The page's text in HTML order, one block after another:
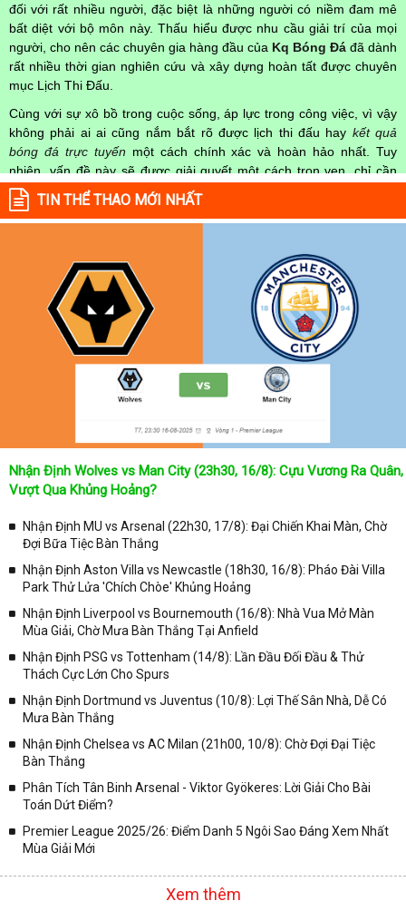
đối với rất nhiều người, đặc biệt là những người có niềm đam mê
bất diệt với bộ môn này. Thấu hiểu được nhu cầu giải trí của mọi
người, cho nên các chuyên gia hàng đầu của Kq Bóng Đá đã dành
rất nhiều thời gian nghiên cứu và xây dựng hoàn tất được chuyên
mục Lịch Thi Đấu.
Cùng với sự xô bồ trong cuộc sống, áp lực trong công việc, vì vậy
không phải ai ai cũng nắm bắt rõ được lịch thi đấu hay kết quả
bóng đá trực tuyến một cách chính xác và hoàn hảo nhất. Tuy
nhiên, vấn đề này sẽ được giải quyết một cách trọn vẹn, chỉ cần
truy cập vào chuyên mục
Lịch Thi Đấu
mọi người hoàn toàn nắm rõ được chính xác về thời gian các trận
đấu bóng đá Việt Nam hay trên Thế giới diễn ra trong thời gian sắp
cả 2 đội tuyển bóng đá đang đạt được.
Không chỉ dừng lại ở đó, những người hâm mộ bóng đá có thể cập
nhật được chính xác về lịch phát sóng bóng đá được tường thuật
trực tiếp ở trên những kênh truyền hình thể thao lớn nhất hiện nay
như: VTV3, K+, SCTV, Thể thao TV,... Nếu như bạn không muốn
bỏ lỡ bất kỳ một trận đấu bóng đá nào trong từng mùa giải, hãy
thường xuyên vào chuyên mụcLịch Thi Đấutại chuyên trang
để cập nhật thông tin chính xác nhất nhé!
Lịch thi đấu được cập nhật chính xác trong toàn bộ các giải
Tại Lịch Thi Đấu của chuyên trang kqbongda.net
sẽ cập nhanh
chóng và chính xác nhất thời gian từng trận đấu bóng đá diễn ra ở
trong từng giải đấu như:
✓ Giải đấu bóng đá Ngoại hạng Anh;
✓ Giải bóng Cúp C1 Châu Âu;
✓ Giải VĐQG Tây Ban Nha;
✓ VĐQG Đức;
✓ VĐQG Pháp;
✓ Liên Đoàn Anh;
✓ U23 Châu Á;
✓ Euro 2020;
✓ VLWC KV Châu Á;
TIN THỂ THAO MỚI NHẤT
Nhận Định Wolves vs Man City (23h30, 16/8): Cựu Vương Ra Quân,
Vượt Qua Khủng Hoảng?
Nhận Định MU vs Arsenal (22h30, 17/8): Đại Chiến Khai Màn, Chờ
Đợi Bữa Tiệc Bàn Thắng
Nhận Định Aston Villa vs Newcastle (18h30, 16/8): Pháo Đài Villa
Park Thử Lửa 'Chích Chòe' Khủng Hoảng
Nhận Định Liverpool vs Bournemouth (16/8): Nhà Vua Mở Màn
Mùa Giải, Chờ Mưa Bàn Thắng Tại Anfield
Nhận Định PSG vs Tottenham (14/8): Lần Đầu Đối Đầu & Thử
Thách Cực Lớn Cho Spurs
Nhận Định Dortmund vs Juventus (10/8): Lợi Thế Sân Nhà, Dễ Có
Mưa Bàn Thắng
Nhận Định Chelsea vs AC Milan (21h00, 10/8): Chờ Đợi Đại Tiệc
Bàn Thắng
Phân Tích Tân Binh Arsenal - Viktor Gyökeres: Lời Giải Cho Bài
Toán Dứt Điểm?
Premier League 2025/26: Điểm Danh 5 Ngôi Sao Đáng Xem Nhất
Mùa Giải Mới
Xem thêm